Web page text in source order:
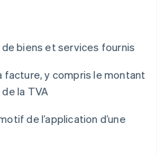
biens et services fournis
facture, y compris le montant
la TVA
de l’application d’une